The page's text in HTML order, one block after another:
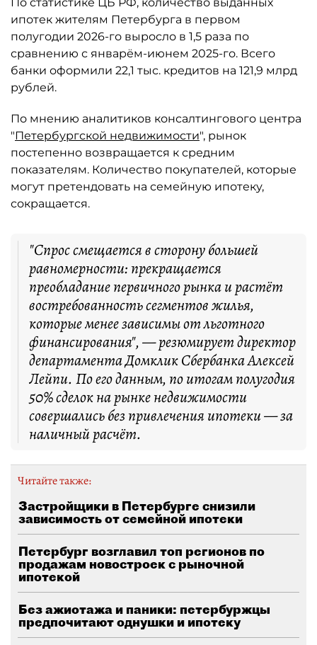
ипотек жителям Петербурга в первом
полугодии 2026-го выросло в 1,5 раза по
сравнению с январём-июнем 2025-го. Всего
банки оформили 22,1 тыс. кредитов на 121,9 млрд
рублей.
По мнению аналитиков консалтингового центра
"Петербургской недвижимости", рынок
постепенно возвращается к средним
показателям. Количество покупателей, которые
могут претендовать на семейную ипотеку,
сокращается.
"Спрос смещается в сторону большей
равномерности: прекращается
преобладание первичного рынка и растёт
востребованность сегментов жилья,
которые менее зависимы от льготного
финансирования", — резюмирует директор
департамента Домклик Сбербанка Алексей
Лейпи. По его данным, по итогам полугодия
50% сделок на рынке недвижимости
совершались без привлечения ипотеки — за
наличный расчёт.
Читайте также:
Застройщики в Петербурге снизили
зависимость от семейной ипотеки
Петербург возглавил топ регионов по
продажам новостроек с рыночной
ипотекой
Без ажиотажа и паники: петербуржцы
предпочитают однушки и ипотеку